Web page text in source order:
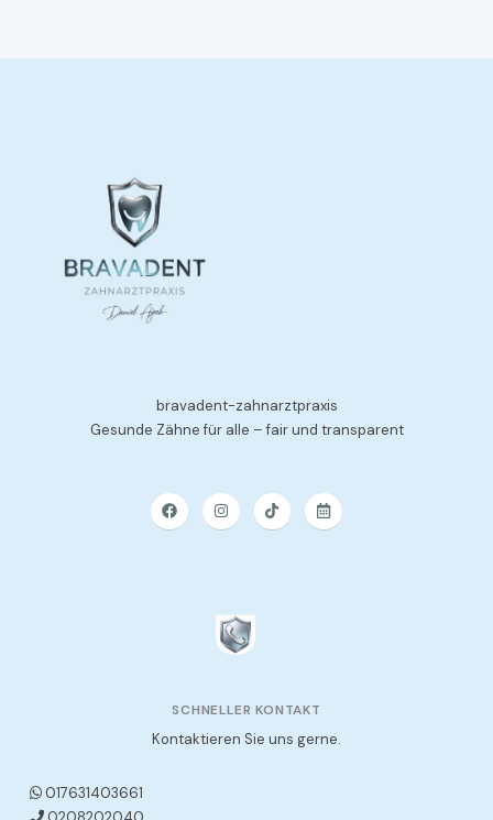
bravadent-zahnarztpraxis
Gesunde Zähne für alle – fair und transparent
SCHNELLER KONTAKT
Kontaktieren Sie uns gerne.
017631403661